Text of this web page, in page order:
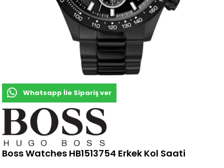
Whatsapp İle Sipariş ver
Boss Watches HB1513754 Erkek Kol Saati